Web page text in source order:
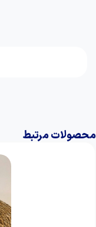
محصولات مرتبط